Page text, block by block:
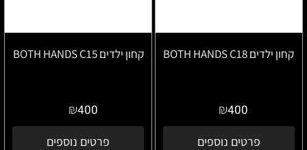
קחון ילדים BOTH HANDS C18
₪400
פרטים נוספים
קחון ילדים BOTH HANDS C15
₪400
פרטים נוספים